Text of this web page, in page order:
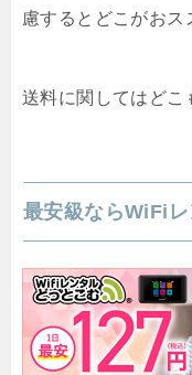
慮するとどこがおス
送料に関してはどこ
最安級ならWiFi